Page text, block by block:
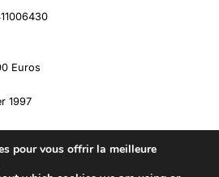
Euros
1997
pour vous offrir la meilleure